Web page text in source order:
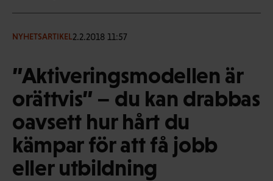
NYHETSARTIKEL2.2.2018 11:57
”Aktiveringsmodellen är
orättvis” – du kan drabbas
oavsett hur hårt du
kämpar för att få jobb
eller utbildning